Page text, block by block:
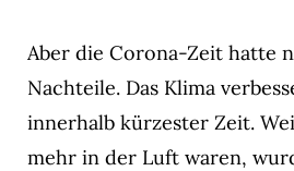
Aber die Corona-Zeit hatte
Nachteile. Das Klima
innerhalb kürzester Zeit.
mehr in der Luft waren,